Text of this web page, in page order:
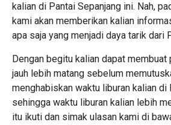
kalian di Pantai Sepanjang ini. Nah,
kami akan memberikan kalian
apa saja yang menjadi daya tarik dari
Dengan begitu kalian dapat membuat
jauh lebih matang sebelum
menghabiskan waktu liburan kalian di
sehingga waktu liburan kalian lebih
itu ikuti dan simak ulasan kami di